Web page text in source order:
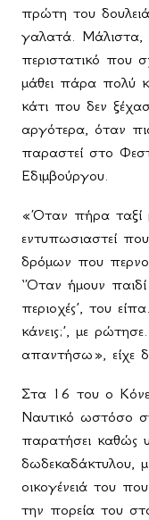
πρώτη του
γαλατά. Μάλιστα, ο
περιστατικό που
μάθει πάρα πολύ
κάτι που δεν
αργότερα, όταν
παραστεί στο
Εδιμβούργου.
«Όταν πήρα ταξί
εντυπωσιαστεί
δρόμων που
‘Όταν ήμουν
περιοχές’, του
κάνεις;’, με
απαντήσω», είχε
Στα 16 του ο
Ναυτικό ωστόσο
παρατήσει καθώς
δωδεκαδάκτυλου,
οικογένειά του
την πορεία του